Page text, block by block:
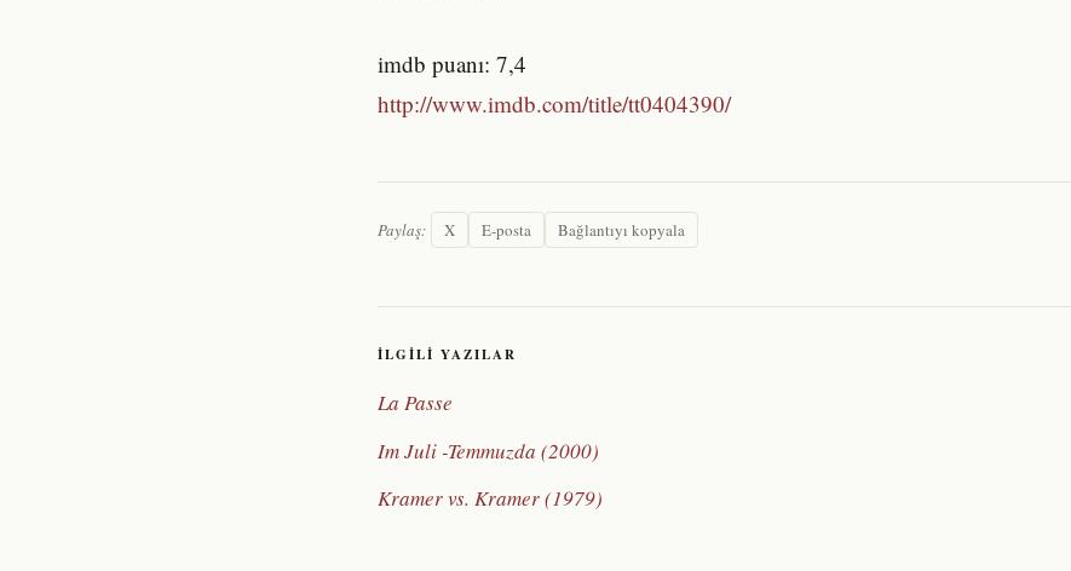
imdb puanı: 7,4
http://www.imdb.com/title/tt0404390/
Paylaş: X E-posta Bağlantıyı kopyala
İLGILI YAZILAR
La Passe
Im Juli -Temmuzda (2000)
Kramer vs. Kramer (1979)